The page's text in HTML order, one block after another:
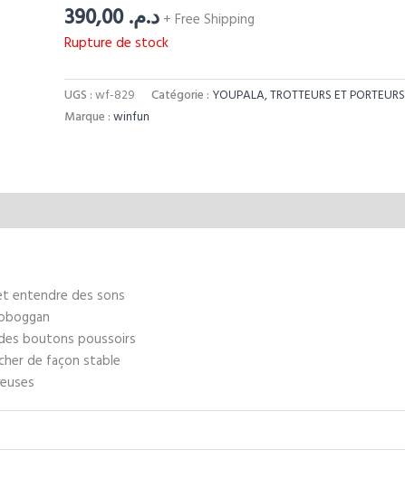
د.م.390,00
+ Free Shipping
Rupture de stock
UGS :wf-829 Catégorie : YOUPALA, TROTTEURS ET PORTEURS
Marque :winfun
entendre des sons
boutons poussoirs
de façon stable